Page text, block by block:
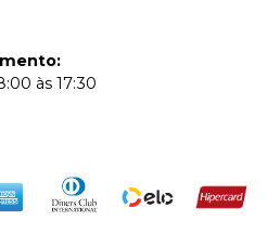
:
às 17:30